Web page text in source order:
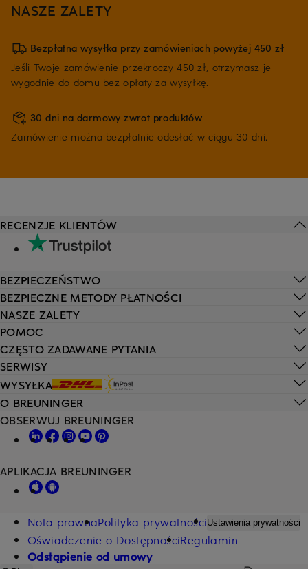
NASZE ZALETY
Bezpłatna wysyłka przy zamówieniach powyżej 450 zł
Jeśli Twoje zamówienie przekroczy 450 zł, otrzymasz je
wygodnie do domu bez opłaty za wysyłkę.
30 dni na darmowy zwrot produktów
Zamówienie można bezpłatnie odesłać w ciągu 30 dni.
POMOC
CZĘSTO ZADAWANE PYTANIA
SERWISY
WYSYŁKA
RECENZJE KLIENTÓW
BEZPIECZEŃSTWO
BEZPIECZNE METODY PŁATNOŚCI
NASZE ZALETY
O BREUNINGER
OBSERWUJ BREUNINGER
APLIKACJA BREUNINGER
Nota prawnaPolityka prywatnościUstawienia prywatności
Oświadczenie o DostępnościRegulamin
Odstąpienie od umowy